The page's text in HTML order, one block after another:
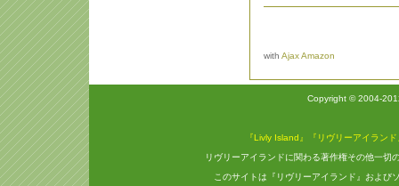
with Ajax Amazon
Copyright © 2004-
『Livly Island』『リヴリーアイランド
リヴリーアイランドに関わる著作権その他一切
このサイトは『リヴリーアイランド』および